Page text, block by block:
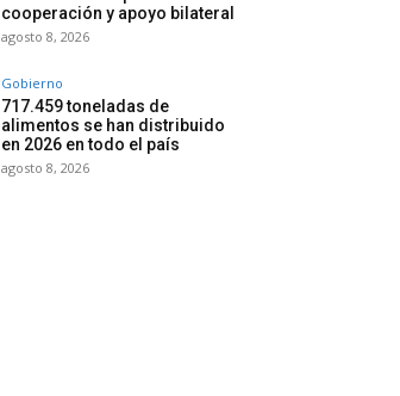
cooperación y apoyo bilateral
agosto 8, 2026
Gobierno
717.459 toneladas de
alimentos se han distribuido
en 2026 en todo el país
agosto 8, 2026